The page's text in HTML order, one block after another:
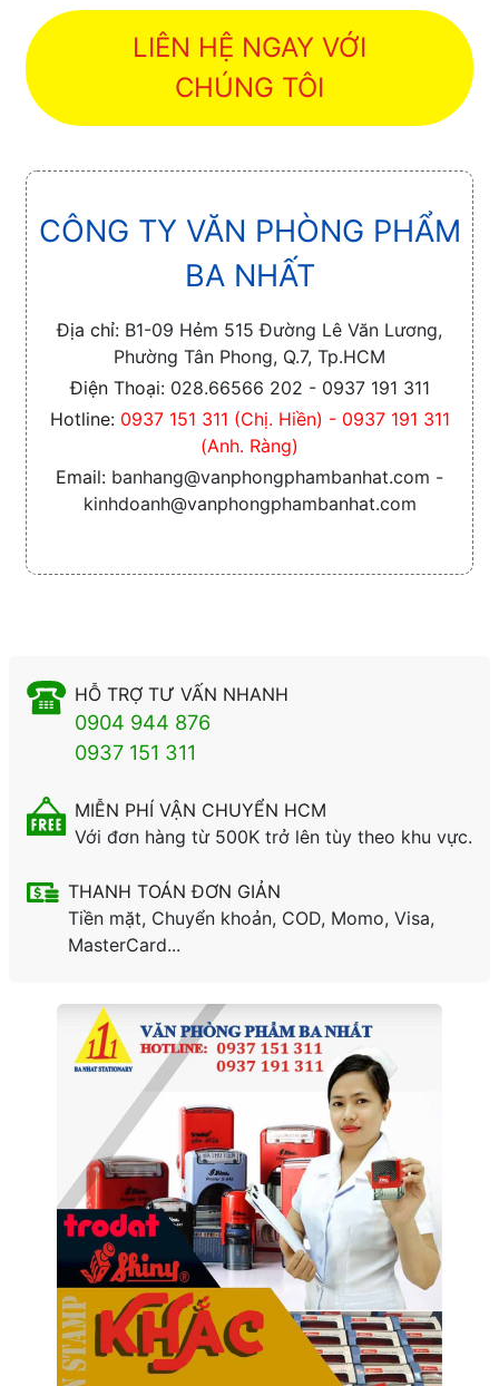
LIÊN HỆ NGAY VỚI
CHÚNG TÔI
CÔNG TY VĂN PHÒNG PHẨM
BA NHẤT
Địa chỉ: B1-09 Hẻm 515 Đường Lê Văn Lương,
Phường Tân Phong, Q.7, Tp.HCM
Điện Thoại: 028.66566 202 - 0937 191 311
Hotline: 0937 151 311 (Chị. Hiền) - 0937 191 311
(Anh. Ràng)
Email: banhang@vanphongphambanhat.com -
kinhdoanh@vanphongphambanhat.com
HỖ TRỢ TƯ VẤN NHANH
0904 944 876
0937 151 311
MIỄN PHÍ VẬN CHUYỂN HCM
Với đơn hàng từ 500K trở lên tùy theo khu vực.
THANH TOÁN ĐƠN GIẢN
Tiền mặt, Chuyển khoản, COD, Momo, Visa,
MasterCard...